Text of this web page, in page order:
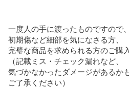
一度人の手に渡ったものですので、
初期傷など細部を気になさる方、
完璧な商品を求められる方のご購
（記載ミス・チェック漏れなど、
気づかなかったダメージがあるか
ご了承ください）